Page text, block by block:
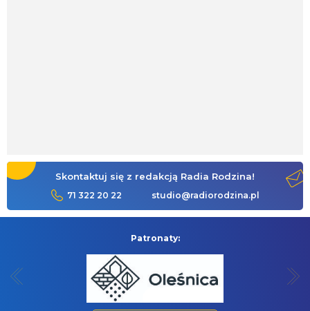
Skontaktuj się z redakcją Radia Rodzina!
71 322 20 22 studio@radiorodzina.pl
Patronaty: